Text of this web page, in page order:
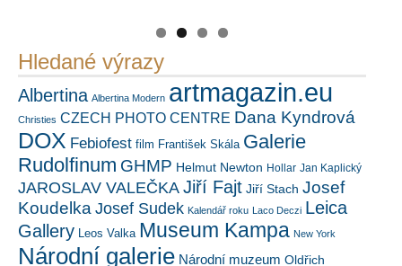
Hledané výrazy
Albertina Albertina Modern artmagazin.eu
Christies CZECH PHOTO CENTRE Dana Kyndrová
DOX Febiofest film František Skála Galerie
Rudolfinum GHMP Helmut Newton Hollar Jan Kaplický
JAROSLAV VALEČKA Jiří Fajt Jiří Stach Josef
Koudelka Josef Sudek Kalendář roku Laco Deczi Leica
Gallery Leos Valka Museum Kampa New York
Národní galerie Národní muzeum Oldřich